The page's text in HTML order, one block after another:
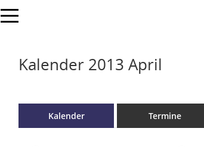
Toggle navigation
Kalender 2013 April
Kalender Termine